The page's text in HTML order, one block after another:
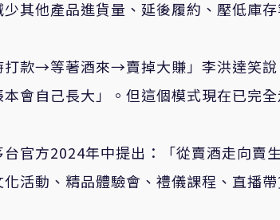
其他產品進貨量、延後履約、壓低庫存
打款→等著酒來→賣掉大賺」李洪達笑
會自己長大」。但這個模式現在已完全
官方2024年中提出：「從賣酒走向賣
活動、精品體驗會、禮儀課程、直播帶